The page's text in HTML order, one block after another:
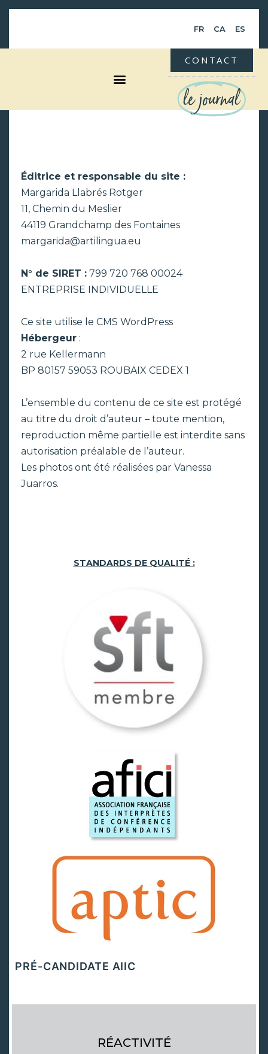
FR CA ES
CONTACT
le journal
Éditrice et responsable du site :
Margarida Llabrés Rotger
11, Chemin du Meslier
44119 Grandchamp des Fontaines
margarida@artilingua.eu
N° de SIRET : 799 720 768 00024
ENTREPRISE INDIVIDUELLE
Ce site utilise le CMS WordPress
Hébergeur :
2 rue Kellermann
BP 80157 59053 ROUBAIX CEDEX 1
L’ensemble du contenu de ce site est protégé
au titre du droit d’auteur – toute mention,
reproduction même partielle est interdite sans
autorisation préalable de l’auteur.
Les photos ont été réalisées par Vanessa
Juarros.
STANDARDS DE QUALITÉ :
PRÉ-CANDIDATE AIIC
RÉACTIVITÉ